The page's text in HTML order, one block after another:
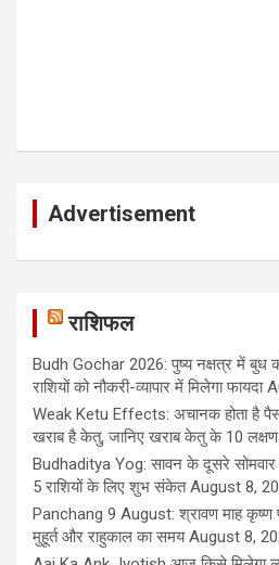
Advertisement
राशिफल
Budh Gochar 2026: पुष्य नक्षत्र में बुध
राशियों को नौकरी-व्यापार में मिलेगा फायदा
Weak Ketu Effects: अचानक होता है
खराब है केतु, जानिए खराब केतु के 10 लक्षण
Budhaditya Yog: सावन के दूसरे सोमवार
5 राशियों के लिए शुभ संकेत August 8,
Panchang 9 August: श्रावण माह कृष्ण
मुहूर्त और राहुकाल का समय August 8,